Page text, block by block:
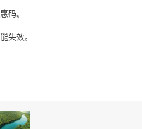
码。
失效。